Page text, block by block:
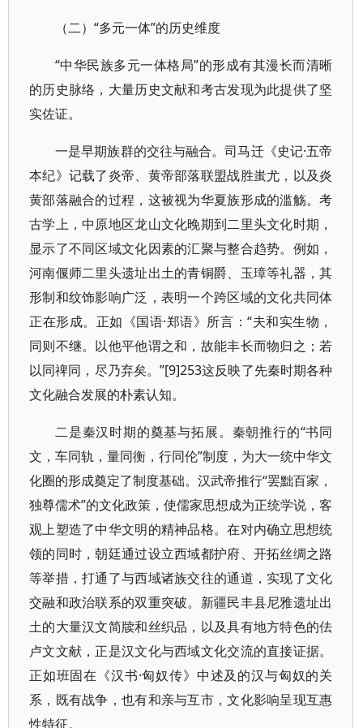
（二）“多元一体”的历史维度
“中华民族多元一体格局”的形成有其漫长而清晰
的历史脉络，大量历史文献和考古发现为此提供了坚
实佐证。
一是早期族群的交往与融合。司马迁《史记·五帝
本纪》记载了炎帝、黄帝部落联盟战胜蚩尤，以及炎
黄部落融合的过程，这被视为华夏族形成的滥觞。考
古学上，中原地区龙山文化晚期到二里头文化时期，
显示了不同区域文化因素的汇聚与整合趋势。例如，
河南偃师二里头遗址出土的青铜爵、玉璋等礼器，其
形制和纹饰影响广泛，表明一个跨区域的文化共同体
正在形成。正如《国语·郑语》所言：“夫和实生物，
同则不继。以他平他谓之和，故能丰长而物归之；若
以同禆同，尽乃弃矣。”[9]253这反映了先秦时期各种
文化融合发展的朴素认知。
二是秦汉时期的奠基与拓展。秦朝推行的“书同
文，车同轨，量同衡，行同伦”制度，为大一统中华文
化圈的形成奠定了制度基础。汉武帝推行“罢黜百家，
独尊儒术”的文化政策，使儒家思想成为正统学说，客
观上塑造了中华文明的精神品格。在对内确立思想统
领的同时，朝廷通过设立西域都护府、开拓丝绸之路
等举措，打通了与西域诸族交往的通道，实现了文化
交融和政治联系的双重突破。新疆民丰县尼雅遗址出
土的大量汉文简牍和丝织品，以及具有地方特色的佉
卢文文献，正是汉文化与西域文化交流的直接证据。
正如班固在《汉书·匈奴传》中述及的汉与匈奴的关
系，既有战争，也有和亲与互市，文化影响呈现互惠
性特征。